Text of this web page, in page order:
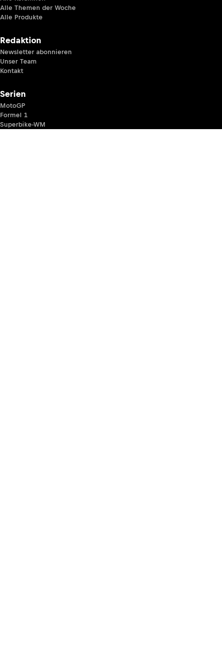
Alle Themen der Woche
Alle Produkte
Redaktion
Newsletter abonnieren
Unser Team
Kontakt
Serien
MotoGP
Formel 1
Superbike-WM